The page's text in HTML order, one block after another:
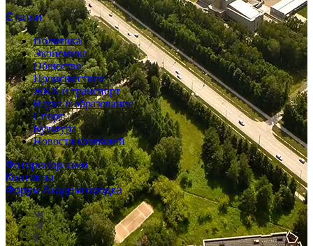
Статьи
Политика
Экономика
Общество
Происшествия
ЖКХ и транспорт
Наука и образование
Спорт
Культура
Новости компаний
Фоторепортажи
Контакты
Форум Академгородка